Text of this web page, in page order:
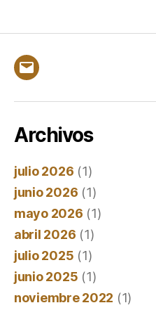
Correo
Archivos
julio 2026 (1)
junio 2026 (1)
mayo 2026 (1)
abril 2026 (1)
julio 2025 (1)
junio 2025 (1)
noviembre 2022 (1)